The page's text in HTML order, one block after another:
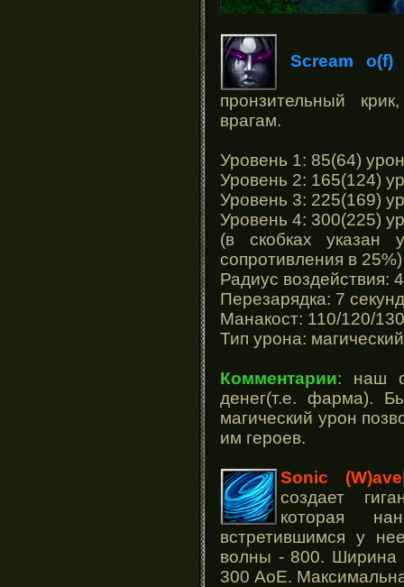
Scream o(f)
пронзительный
врагам.
Уровень 1: 85(64)
Уровень 2: 165(124)
Уровень 3: 225(169)
Уровень 4: 300(225)
(в скобках
сопротивления в 25%)
Радиус воздействия:
Перезарядка: 7 секунд
Манакост: 110/120/
Тип урона: магический
Комментарии: наш
денег(т.е. фарма).
магический урон
им героев.
Sonic
создает
которая
встретившимся у
волны - 800. Ширина
300 AoE.